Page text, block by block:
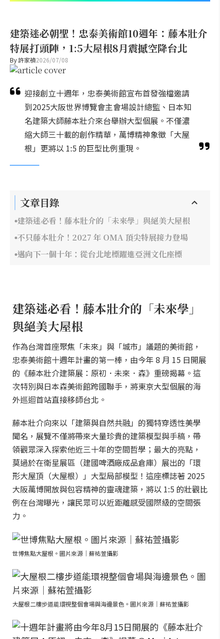
建築迷必朝聖！忠泰美術館10週年：藤本壯介
特展打頭陣，1:5大屋根8月震撼空降台北
By許家禎2026/07/08
迎接創立十週年，忠泰美術館宣布首發強檔邀請
到2025大阪世界博覽會主會場設計總監、日本知
名建築大師藤本壯介來台舉辦大型個展。不僅濃
縮大師三十載的創作精華，萬博精神象徵「大屋
根」更將以 1:5 的巨型比例重現。
文章目錄
建築迷必看！藤本壯介的「未來學」與絕美大屋根
不只藤本壯介！2027 年 OMA 頂尖特展接力登場
邁向下一個十年：從台北地標躍進亞洲文化座標
建築迷必看！藤本壯介的「未來學」
與絕美大屋根
作為台灣首座聚焦「未來」與「城市」議題的美術館，
忠泰美術館十週年計畫的第一棒，由今年 8 月 15 日開展
的《藤本壯介建築展：原初．未來．森》重磅揭幕。這
次特別與日本森美術館跨國聯手，將東京大型個展的海
外巡迴首站直接移師台北。
藤本壯介向來以「建築與自然共融」的獨特穿透性美學
聞名，展覽不僅將帶來大量珍貴的建築模型與手稿，帶
領觀眾深入探索他近三十年的空間哲學；最大的亮點，
莫過於在衛星展區（建國啤酒廠成品倉庫）展出的「環
形大屋頂（大屋根）」大型局部模型！這座標誌著 2025
大阪萬博開放與包容精神的靈魂建築，將以 1:5 的壯觀比
例在台灣曝光，讓民眾可以近距離感受國際級的空間張
力。
世博焦點大屋根。圖片來源｜蘇祐萱攝影
大屋根二樓步道能環視整個會場與海邊景色。圖片來源｜蘇祐萱攝影